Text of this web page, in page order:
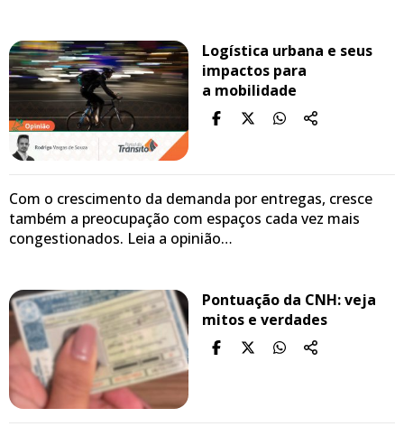
Logística urbana e seus
impactos para
a mobilidade
Com o crescimento da demanda por entregas, cresce
também a preocupação com espaços cada vez mais
congestionados. Leia a opinião…
Pontuação da CNH: veja
mitos e verdades